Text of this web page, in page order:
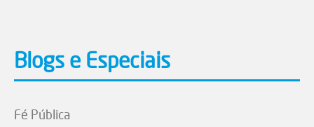
Blogs e Especiais
Fé Pública